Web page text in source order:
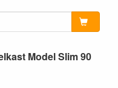
Model Slim 90